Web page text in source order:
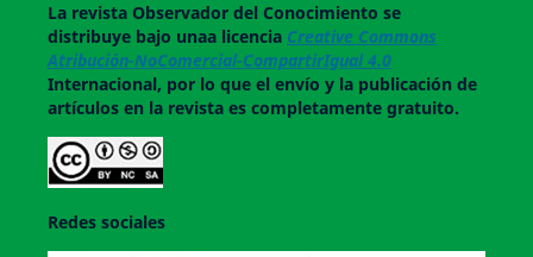
La revistaObservador del Conocimiento se
distribuye bajo unaa licencia Creative Commons
Atribución-NoComercial-CompartirIgual 4.0
Internacional, por lo que el envío y la publicación de
artículos en la revista es completamente gratuito.
Redes sociales